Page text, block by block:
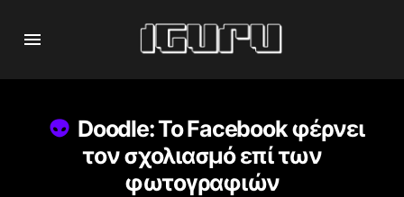
Doodle: Το Facebook φέρνει
τον σχολιασμό επί των
φωτογραφιών